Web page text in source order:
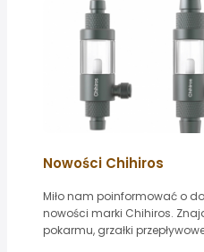
Nowości Chihiros
Miło nam poinformować o
nowości marki Chihiros.
pokarmu, grzałki